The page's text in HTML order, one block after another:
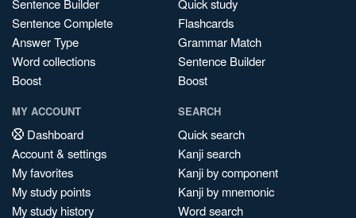
Sentence Builder
Sentence Complete
Answer Type
Word collections
Boost
Quick study
Flashcards
Grammar Match
Sentence Builder
Boost
MY ACCOUNT
Dashboard
Account & settings
My favorites
My study points
My study history
SEARCH
Quick search
Kanji search
Kanji by component
Kanji by mnemonic
Word search